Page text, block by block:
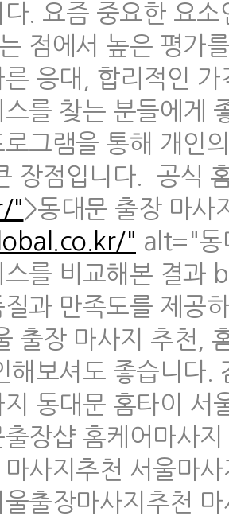
. 요즘 중요한 요
점에서 높은 평가
응대, 합리적인
를 찾는 분들에게
로그램을 통해 개인
장점입니다. 공식
">동대문 출장 마
" alt="동
스를 비교해본 결과
과 만족도를 제공
출장 마사지 추천,
해보셔도 좋습니다
지 동대문 홈타이 서
출장샵 홈케어마사
마사지추천 서울마
울출장마사지추천